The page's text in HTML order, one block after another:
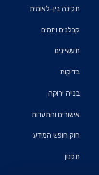
תקינה בין-לאומית
קבלנים ויזמים
תעשיינים
בדיקות
בנייה ירוקה
אישורים והתעדות
חוק חופש המידע
תקנון